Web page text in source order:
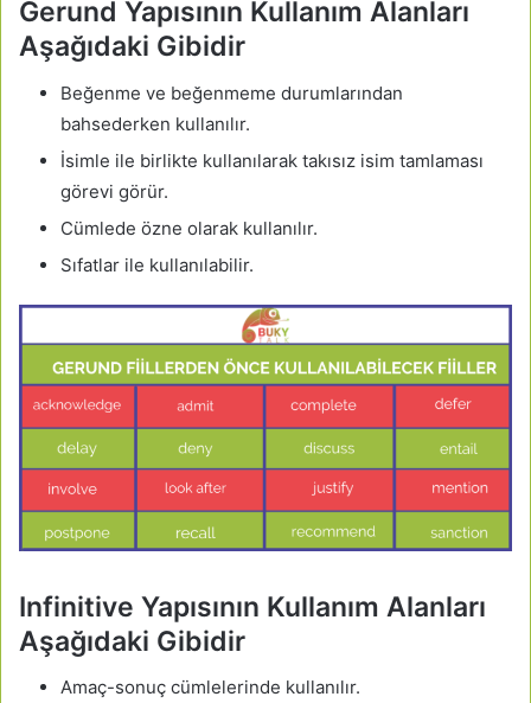
Gerund Yapısının Kullanım Alanları
Aşağıdaki Gibidir
Beğenme ve beğenmeme durumlarından
bahsederken kullanılır.
İsimle ile birlikte kullanılarak takısız isim tamlaması
görevi görür.
Cümlede özne olarak kullanılır.
Sıfatlar ile kullanılabilir.
Infinitive Yapısının Kullanım Alanları
Aşağıdaki Gibidir
Amaç-sonuç cümlelerinde kullanılır.